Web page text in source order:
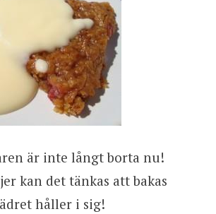
är inte långt borta nu!
kan det tänkas att bakas
håller i sig!